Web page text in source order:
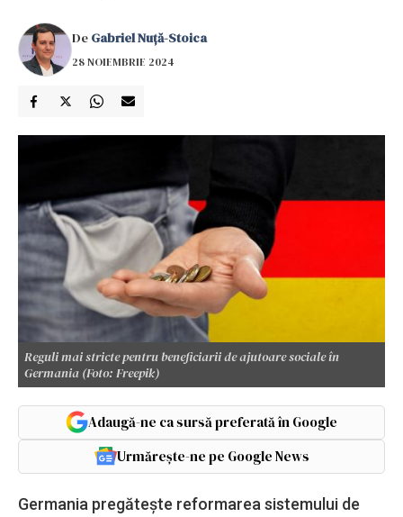
De Gabriel Nuță-Stoica
28 NOIEMBRIE 2024
Reguli mai stricte pentru beneficiarii de ajutoare sociale în
Germania (Foto: Freepik)
Adaugă-ne ca sursă preferată în Google
Urmărește-ne pe Google News
Germania pregătește reformarea sistemului de